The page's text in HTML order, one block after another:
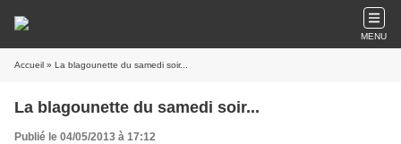
MENU
Accueil » La blagounette du samedi soir...
La blagounette du samedi soir...
Publié le 04/05/2013 à 17:12